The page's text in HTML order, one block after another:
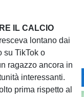
IL CALCIO
lontano dai
su TikTok o
ragazzo ancora in
interessanti.
prima rispetto al